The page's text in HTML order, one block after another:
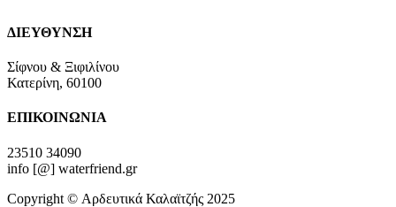
ΔΙΕΥΘΥΝΣΗ
Σίφνου & Ξιφιλίνου
Κατερίνη, 60100
ΕΠΙΚΟΙΝΩΝΙΑ
23510 34090
info [@] waterfriend.gr
Copyright © Αρδευτικά Καλαϊτζής 2025